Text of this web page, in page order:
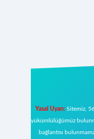
Yasal Uyarı:Sitemiz,
yükümlülüğümüz
bağlantısı